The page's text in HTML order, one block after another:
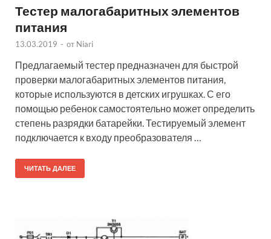
Тестер малогабаритных элементов
питания
13.03.2019 - от Niari
Предлагаемый тестер предназначен для быстрой
проверки малогабаритных элементов питания,
которые используются в детских игрушках. С его
помощью ребенок самостоятельно может определить
степень разрядки батарейки. Тестируемый элемент
подключается к входу преобразователя …
ЧИТАТЬ ДАЛЕЕ